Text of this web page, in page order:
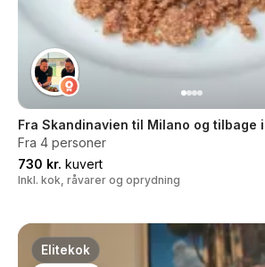
Fra Skandinavien til Milano og tilbage
Fra 4 personer
730 kr. kuvert
Inkl. kok, råvarer og oprydning
Elitekok